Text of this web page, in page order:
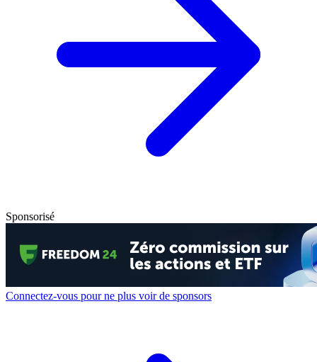
Sponsorisé
Connectez-vous pour ne plus voir de sponsors